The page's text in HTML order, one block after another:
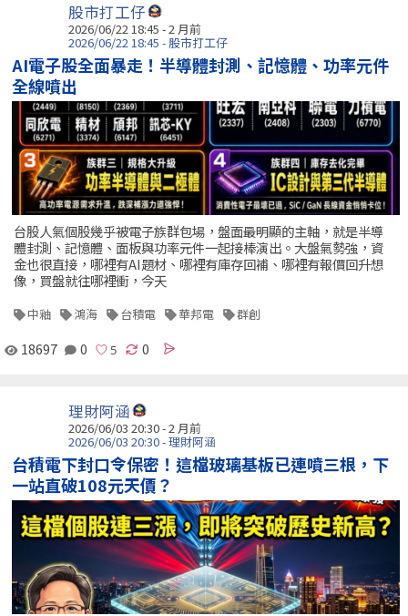
股市打工仔
2026/06/22 18:45 - 2 月前
2026/06/22 18:45 - 股市打工仔
AI電子股全面暴走！半導體封測、記憶體、功率元件
全線噴出
台股人氣個股幾乎被電子族群包場，盤面最明顯的主軸，就是半導
體封測、記憶體、面板與功率元件一起接棒演出。大盤氣勢強，資
金也很直接，哪裡有AI題材、哪裡有庫存回補、哪裡有報價回升想
像，買盤就往哪裡衝，今天
中釉 鴻海 台積電 華邦電 群創
18697 0 0
理財阿涵
2026/06/03 20:30 - 2 月前
2026/06/03 20:30 - 理財阿涵
台積電下封口令保密！這檔玻璃基板已連噴三根，下
一站直破108元天價？